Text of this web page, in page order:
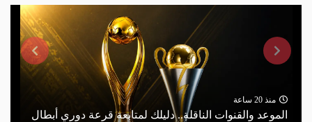
منذ 20 ساعة
الموعد والقنوات الناقلة.. دليلك لمتابعة قرعة دوري أبطال